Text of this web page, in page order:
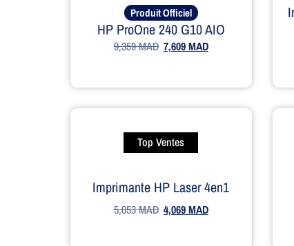
Produit Officiel
HP ProOne 240 G10 AIO
9,359MAD 7,609MAD
Top Ventes
Imprimante HP Laser 4en1
5,053MAD 4,069MAD